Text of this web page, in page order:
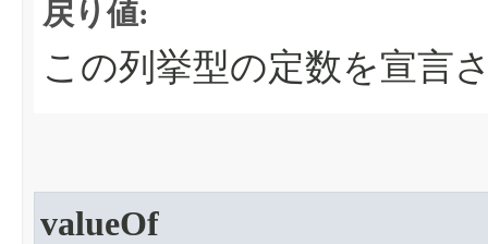
戻り値:
この列挙型の定数を宣言
valueOf